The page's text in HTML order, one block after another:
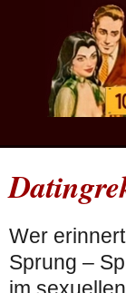
Wer
Sprung –